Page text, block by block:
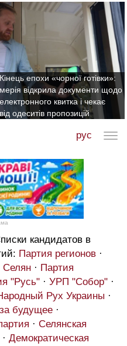
Кінець епохи «чорної готівки»:
мерія відкрила документи щодо
електронного квитка і чекає
від одеситів пропозицій
рус
кандидатов в
Партия регионов ·
Селян · Партия
"Русь" · УРП "Собор" ·
Рух Украины ·
будущее ·
· Селянская
· Демократическая